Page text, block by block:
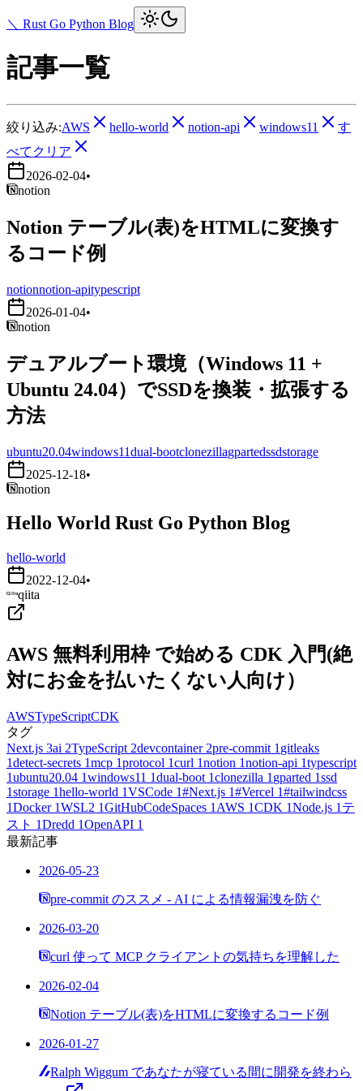
＼ Rust Go Python Blog
記事一覧
絞り込み:AWS hello-world notion-api windows11
す
べてクリア
2026-02-04•
notion
Notion テーブル(表)をHTMLに変換す
るコード例
notionnotion-apitypescript
2026-01-04•
notion
デュアルブート環境（Windows 11 +
Ubuntu 24.04）でSSDを換装・拡張する
方法
ubuntu20.04windows11dual-bootclonezillagpartedssdstorage
2025-12-18•
notion
Hello World Rust Go Python Blog
hello-world
2022-12-04•
qiita
AWS 無料利用枠 で始める CDK 入門(絶
対にお金を払いたくない人向け）
AWSTypeScriptCDK
タグ
Next.js 3ai 2TypeScript 2devcontainer 2pre-commit 1 gitleaks
1detect-secrets 1mcp 1protocol 1curl 1notion 1notion-api 1typescript
1ubuntu20.04 1windows11 1dual-boot 1clonezilla 1 gparted 1ssd
1storage 1hello-world 1VSCode 1#Next.js 1#Vercel 1#tailwindcss
1Docker 1WSL2 1GitHubCodeSpaces 1 AWS 1CDK 1Node.js 1 テ
スト 1Dredd 1OpenAPI 1
最新記事
2026-05-23
pre-commit のススメ - AI による情報漏洩を防ぐ
2026-03-20
curl 使って MCP クライアントの気持ちを理解した
2026-02-04
Notion テーブル(表)をHTMLに変換するコード例
2026-01-27
Ralph Wiggum であなたが寝ている間に開発を終わら